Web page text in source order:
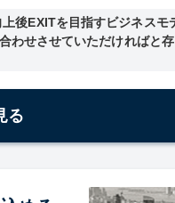
後EXITを目指すビジネス
せさせていただければと存
る